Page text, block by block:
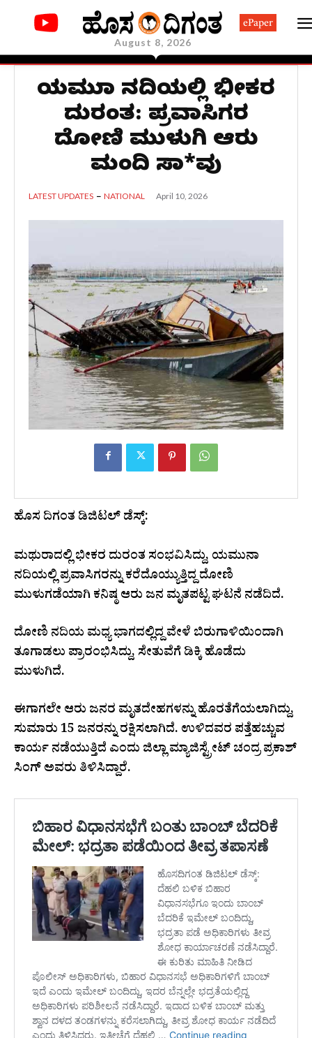
August 8, 2026
ePaper
ಯಮುನಾ ನದಿಯಲ್ಲಿ ಭೀಕರ
ದುರಂತ: ಪ್ರವಾಸಿಗರ
ದೋಣಿ ಮುಳುಗಿ ಆರು
ಮಂದಿ ಸಾ*ವು
LATEST UPDATES NATIONAL April 10, 2026
ಹೊಸ ದಿಗಂತ ಡಿಜಿಟಲ್ ಡೆಸ್ಕ್:
ಮಥುರಾದಲ್ಲಿ ಭೀಕರ ದುರಂತ ಸಂಭವಿಸಿದ್ದು, ಯಮುನಾ
ನದಿಯಲ್ಲಿ ಪ್ರವಾಸಿಗರನ್ನು ಕರೆದೊಯ್ಯುತ್ತಿದ್ದ ದೋಣಿ
ಮುಳುಗಡೆಯಾಗಿ ಕನಿಷ್ಠ ಆರು ಜನ ಮೃತಪಟ್ಟ ಘಟನೆ ನಡೆದಿದೆ.
ದೋಣಿ ನದಿಯ ಮಧ್ಯ ಭಾಗದಲ್ಲಿದ್ದ ವೇಳೆ ಬಿರುಗಾಳಿಯಿಂದಾಗಿ
ತೂಗಾಡಲು ಪ್ರಾರಂಭಿಸಿದ್ದು, ಸೇತುವೆಗೆ ಡಿಕ್ಕಿ ಹೊಡೆದು
ಮುಳುಗಿದೆ.
ಈಗಾಗಲೇ ಆರು ಜನರ ಮೃತದೇಹಗಳನ್ನು ಹೊರತೆಗೆಯಲಾಗಿದ್ದು,
ಸುಮಾರು 15 ಜನರನ್ನು ರಕ್ಷಿಸಲಾಗಿದೆ. ಉಳಿದವರ ಪತ್ತೆಹಚ್ಚುವ
ಕಾರ್ಯ ನಡೆಯುತ್ತಿದೆ ಎಂದು ಜಿಲ್ಲಾ ಮ್ಯಾಜಿಸ್ಟ್ರೇಟ್ ಚಂದ್ರ ಪ್ರಕಾಶ್
ಸಿಂಗ್ ಅವರು ತಿಳಿಸಿದ್ದಾರೆ.